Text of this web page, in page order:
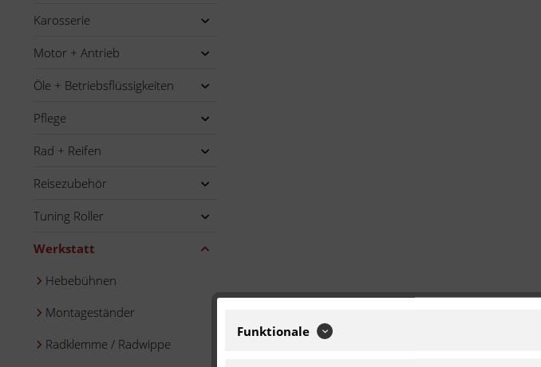
Karosserie
Motor + Antrieb
Öle + Betriebsflüssigkeiten
Pflege
Rad + Reifen
Reisezubehör
Tuning Roller
Werkstatt
Hebebühnen
Montageständer
Radklemme / Radwippe
Funktionale